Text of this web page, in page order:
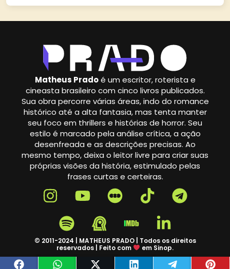
Matheus Pradoé um escritor, roterista e
cineasta brasileiro com cinco livros publicados.
Sua obra percorre várias áreas, indo do romance
histórico até a alta fantasia, mas tenta manter
seu foco em thrillers e histórias de horror. Seu
estilo é marcado pela análise crítica, a ação
desenfreada e as descrições precisas. Ao
mesmo tempo, deixa o leitor livre para criar suas
próprias visões da história, estimulado pelas
frases curtas e certeiras.
© 2011-2024 | MATHEUS PRADO | Todos os direitos
reservados | Feito com
em Sinop.